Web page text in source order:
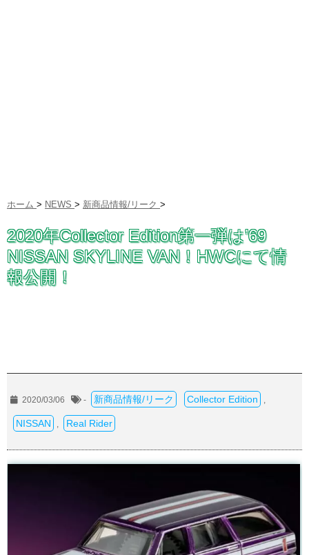
ホーム > NEWS > 新商品情報/リーク >
2020年Collector Edition第一弾は’69
NISSAN SKYLINE VAN！HWCにて情
報公開！
2020/03/06 - 新商品情報/リーク Collector Edition
NISSAN Real Rider